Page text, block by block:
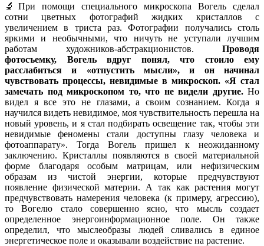
🔬При помощи специального микроскопа Вогель сделал
сотни цветных фотографий жидких кристаллов с
увеличением в триста раз. Фотографии получались столь
яркими и необычными, что ничуть не уступали лучшим
работам художников-абстракционистов. Проводя
фотосъемку, Вогель вдруг понял, что стоило ему
расслабиться и «отпустить мысли», и он начинал
чувствовать процессы, невидимые в микроскоп. «Я стал
замечать под микроскопом то, что не видели другие.Но
видел я все это не глазами, а своим сознанием. Когда я
научился видеть невидимое, моя чувствительность перешла на
новый уровень, и я стал подбирать освещение так, чтобы эти
невидимые феномены стали доступны глазу человека и
фотоаппарату». Тогда Вогель пришел к неожиданному
заключению. Кристаллы появляются в своей материальной
форме благодаря особым матрицам, или нефизическим
образам из чистой энергии, которые предчувствуют
появление физической материи. А так как растения могут
предчувствовать намерения человека (к примеру, агрессию),
то Вогелю стало совершенно ясно, что мысль создает
определенное энергоинформационное поле. Он также
определил, что мыслеобразы людей сливались в единое
энергетическое поле и оказывали воздействие на растение.